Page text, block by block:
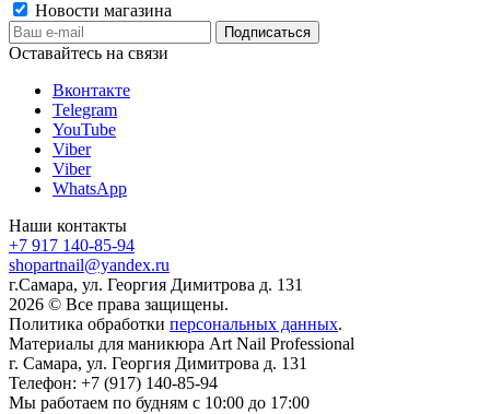
Новости магазина
Оставайтесь на связи
Вконтакте
Telegram
YouTube
Viber
Viber
WhatsApp
Наши контакты
+7 917 140-85-94
shopartnail@yandex.ru
г.Самара, ул. Георгия Димитрова д. 131
2026 © Все права защищены.
Политика обработки персональных данных.
Материалы для маникюра Art Nail Professional
г. Самара, ул. Георгия Димитрова д. 131
Телефон: +7 (917) 140-85-94
Мы работаем по будням с 10:00 до 17:00